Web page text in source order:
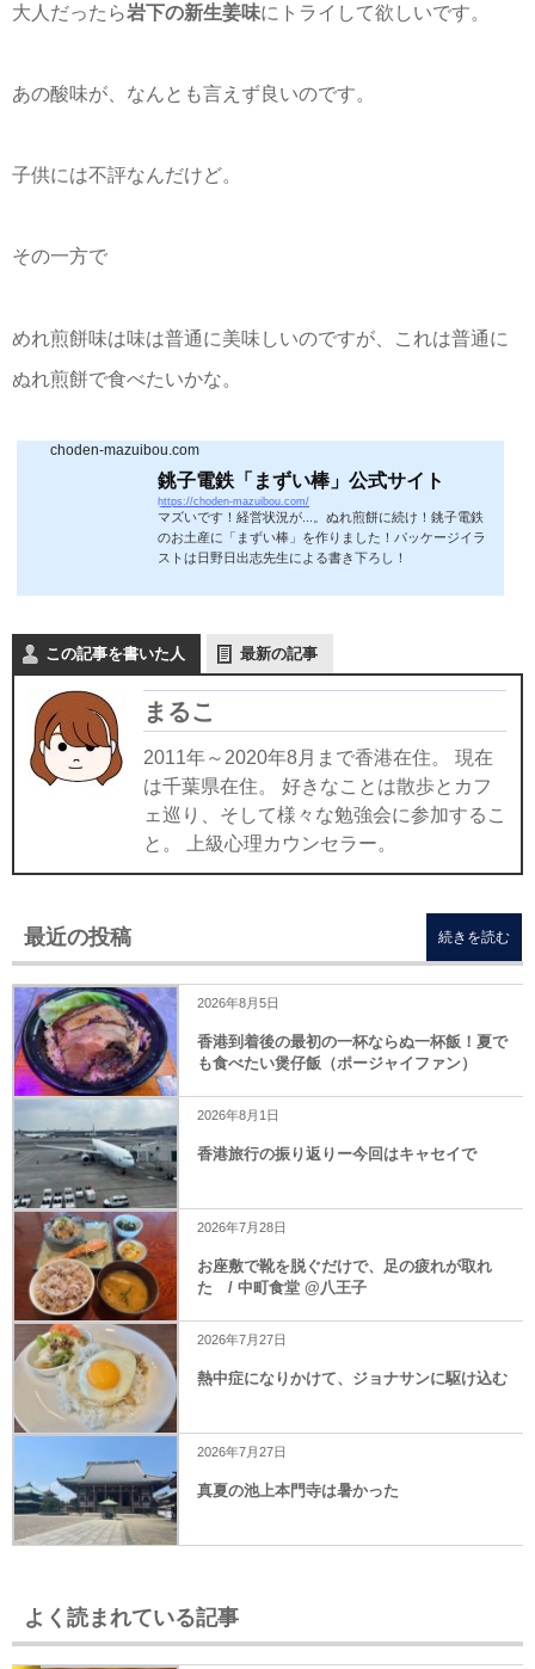
大人だったら岩下の新生姜味にトライして欲しいです。
あの酸味が、なんとも言えず良いのです。
子供には不評なんだけど。
その一方で
めれ煎餅味は味は普通に美味しいのですが、これは普通に
ぬれ煎餅で食べたいかな。
choden-mazuibou.com
銚子電鉄「まずい棒」公式サイト
https://choden-mazuibou.com/
マズいです！経営状況が...。ぬれ煎餅に続け！銚子電鉄
のお土産に「まずい棒」を作りました！パッケージイラ
ストは日野日出志先生による書き下ろし！
この記事を書いた人 最新の記事
まるこ
2011年～2020年8月まで香港在住。 現在
は千葉県在住。 好きなことは散歩とカフ
ェ巡り、そして様々な勉強会に参加するこ
と。 上級心理カウンセラー。
最近の投稿
2026年8月5日
香港到着後の最初の一杯ならぬ一杯飯！夏で
も食べたい煲仔飯（ポージャイファン）
2026年8月1日
香港旅行の振り返りー今回はキャセイで
2026年7月28日
お座敷で靴を脱ぐだけで、足の疲れが取れ
た / 中町食堂 @八王子
2026年7月27日
熱中症になりかけて、ジョナサンに駆け込む
2026年7月27日
真夏の池上本門寺は暑かった
続きを読む
よく読まれている記事